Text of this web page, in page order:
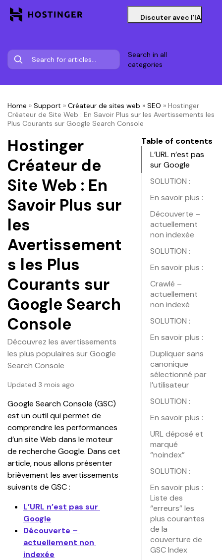
Discuter avec l'IA
Search in all
categories
Home » Support » Créateur de sites web » SEO » Hostinger
Créateur de Site Web : En Savoir Plus sur les Avertissements les
Plus Courants sur Google Search Console
Hostinger
Créateur de
Site Web : En
Savoir Plus sur
les
Avertissement
s les Plus
Courants sur
Google Search
Console
Découvrez les avertissements
les plus populaires sur Google
Search Console
Updated 3 mois ago
Google Search Console (GSC)
est un outil qui permet de
comprendre les performances
d’un site Web dans le moteur
de recherche Google. Dans cet
article, nous allons présenter
brièvement les avertissements
suivants de GSC :
L’URL n’est pas sur
Google
Découverte –
actuellement non
indexée
Table of contents
L’URL n’est pas
sur Google
SOLUTION :
En savoir plus :
Découverte –
actuellement
non indexée
SOLUTION :
En savoir plus :
Crawlé –
actuellement
non indexé
SOLUTION :
En savoir plus :
Dupliquer sans
canonique
sélectionné par
l’utilisateur
SOLUTION :
En savoir plus :
URL déposé et
marqué
“noindex”
SOLUTION :
En savoir plus :
Liste des
“erreurs” les
plus courantes
de la
couverture de
GSC Index